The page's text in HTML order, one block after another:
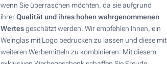
wenn Sie überraschen möchten, da sie aufgrund
ihrerQualität und ihres hohen wahrgenommenen
Wertesgeschätzt werden. Wir empfehlen Ihnen, ein
Weinglas mit Logo bedrucken zu lassen und diese mit
weiteren Werbemitteln zu kombinieren. Mit diesem